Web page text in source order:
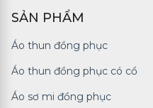
SẢN PHẨM
Áo thun đồng phục
Áo thun đồng phục có cổ
Áo sơ mi đồng phục